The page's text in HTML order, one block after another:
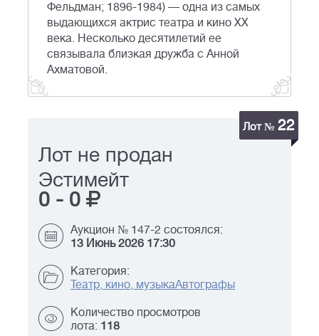
Фельдман; 1896-1984) — одна из самых
выдающихся актрис театра и кино ХХ
века. Несколько десятилетий ее
связывала близкая дружба с Анной
Ахматовой.
Лот № 22
Лот не продан
Эстимейт
0 - 0
Аукцион № 147-2 состоялся:
13 Июнь 2026 17:30
Категория:
Театр, кино, музыкаАвтографы
Количество просмотров
лота: 118